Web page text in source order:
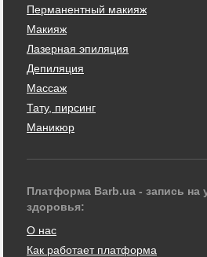
Перманентный макияж
Макияж
Лазерная эпиляция
Депиляция
Массаж
Тату, пирсинг
Маникюр
Платформа Barb.ua - запись на
здоровья:
О нас
Как работает платформа